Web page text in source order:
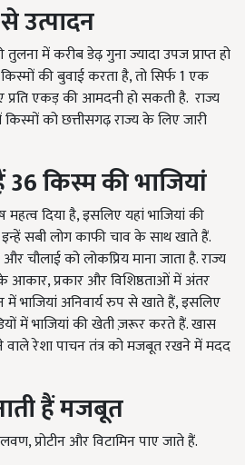
उत्पादन
में करीब डेढ़ गुना ज्यादा उपज प्राप्त हो
की बुवाई करता है, तो सिर्फ 1 एक
एकड़ की आमदनी हो सकती है. राज्य
किस्मों को छत्तीसगढ़ राज्य के लिए जारी
36किस्म की भाजियां
दिया है, इसलिए यहां भाजियां की
सबी लोग काफी चाव के साथ खाते हैं.
चौलाई को लोकप्रिय माना जाता है. राज्य
आकार, प्रकार और विशिष्ठताओं में अंतर
भाजियां अनिवार्य रुप से खाते हैं, इसलिए
में भाजियां की खेती ज़रूर करते हैं. खास
वाले रेशा पाचन तंत्र को मजबूत रखने में मदद
हैं मजबूत
प्रोटीन और विटामिन पाए जाते हैं.